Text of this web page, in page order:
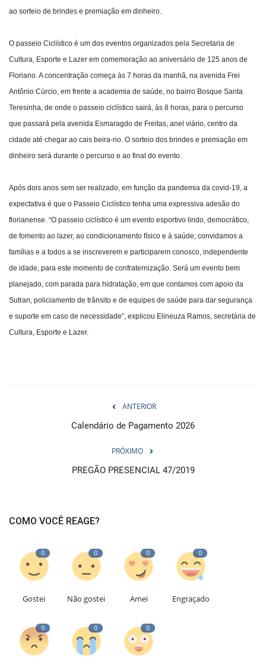
ao sorteio de brindes e premiação em dinheiro.
O passeio Ciclístico é um dos eventos organizados pela Secretaria de
Cultura, Esporte e Lazer em comemoração ao aniversário de 125 anos de
Floriano. A concentração começa às 7 horas da manhã, na avenida Frei
Antônio Cúrcio, em frente a academia de saúde, no bairro Bosque Santa
Teresinha, de onde o passeio ciclístico sairá, às 8 horas, para o percurso
que passará pela avenida Esmaragdo de Freitas, anel viário, centro da
cidade até chegar ao cais beira-rio. O sorteio dos brindes e premiação em
dinheiro será durante o percurso e ao final do evento.
Após dois anos sem ser realizado, em função da pandemia da covid-19, a
expectativa é que o Passeio Ciclístico tenha uma expressiva adesão do
florianense. “O passeio ciclístico é um evento esportivo lindo, democrático,
de fomento ao lazer, ao condicionamento físico e à saúde; convidamos a
famílias e a todos a se inscreverem e participarem conosco, independente
de idade, para este momento de confraternização. Será um evento bem
planejado, com parada para hidratação, em que contamos com apoio da
Sutran, policiamento de trânsito e de equipes de saúde para dar segurança
e suporte em caso de necessidade”, explicou Elineuza Ramos, secretária de
Cultura, Esporte e Lazer.
ANTERIOR
Calendário de Pagamento 2026
PRÓXIMO
PREGÃO PRESENCIAL 47/2019
COMO VOCÊ REAGE?
0
Gostei
0
Não gostei
0
Amei
0
Engraçado
0 0 0